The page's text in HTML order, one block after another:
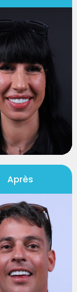
Après